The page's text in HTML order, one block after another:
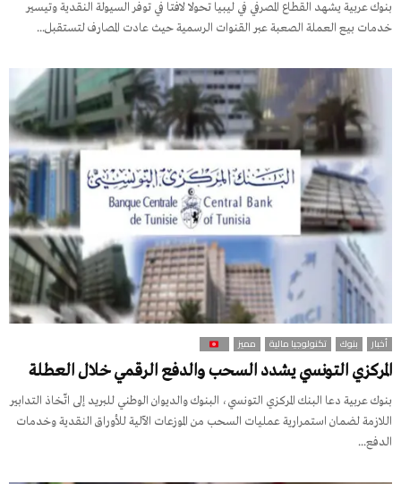
بنوك عربية يشهد القطاع المصرفي في ليبيا تحولا لافتا في توفر السيولة النقدية وتيسير
خدمات بيع العملة الصعبة عبر القنوات الرسمية حيث عادت المصارف لتستقبل...
أخبار بنوك تكنولوجيا مالية مميز
المركزي التونسي يشدد السحب والدفع الرقمي خلال العطلة
بنوك عربية دعا البنك المركزي التونسي، البنوك والديوان الوطني للبريد إلى اتّخاذ التدابير
اللازمة لضمان استمرارية عمليات السحب من الموزعات الآلية للأوراق النقدية وخدمات
الدفع...